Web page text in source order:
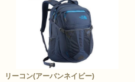
リーコン(アーバンネイビー)